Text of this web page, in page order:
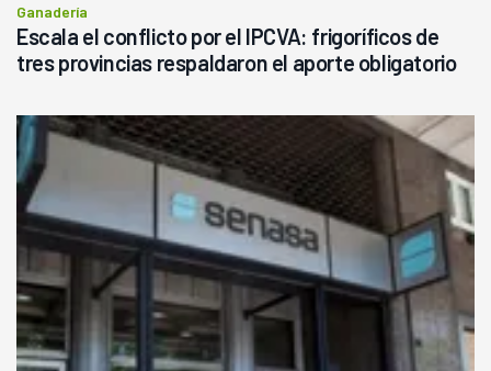
Ganadería
Escala el conflicto por el IPCVA: frigoríficos de
tres provincias respaldaron el aporte obligatorio